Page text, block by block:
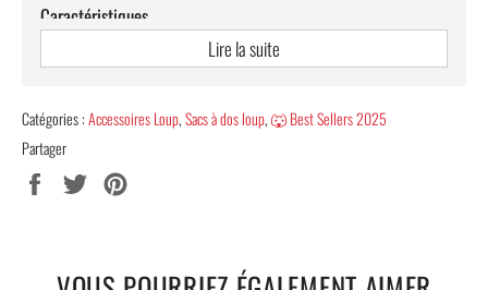
Caractéristiques
Sac à dos léger avec fermetures éclairs résistantes.
Une meilleure protection pour les épaules, à travers des
coussins d'air.
Imperméabilité totale, grâce au tissu résistant Oxford et
Lire la suite
Catégories :Accessoires Loup,Sacs à dos loup,🐺 Best Sellers 2025
Partager
Partager Tweeter